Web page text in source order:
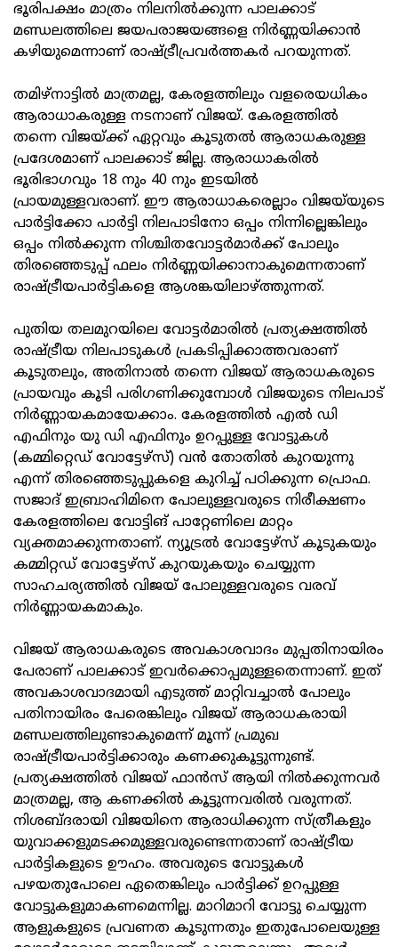
ഭൂരിപക്ഷം മാത്രം നിലനില്‍ക്കുന്ന പാലക്കാട്
മണ്ഡലത്തിലെ ജയപരാജയങ്ങളെ നിര്‍ണ്ണയിക്കാന്‍
കഴിയുമെന്നാണ് രാഷ്ട്രീപ്രവര്‍ത്തകര്‍ പറയുന്നത്.
തമിഴ്‌നാട്ടില്‍ മാത്രമല്ല, കേരളത്തിലും വളരെയധികം
ആരാധാകരുള്ള നടനാണ് വിജയ്. കേരളത്തില്‍
തന്നെ വിജയ്ക്ക് ഏറ്റവും കൂടുതല്‍ ആരാധകരുള്ള
പ്രദേശമാണ് പാലക്കാട് ജില്ല. ആരാധാകരില്‍
ഭൂരിഭാഗവും 18 നും 40 നും ഇടയില്‍
പ്രായമുള്ളവരാണ്. ഈ ആരാധാകരെല്ലാം വിജയ്‌യുടെ
പാര്‍ട്ടിക്കോ പാര്‍ട്ടി നിലപാടിനോ ഒപ്പം നിന്നില്ലെങ്കിലും
ഒപ്പം നില്‍ക്കുന്ന നിശ്ചിതവോട്ടര്‍മാര്‍ക്ക് പോലും
തിരഞ്ഞെടുപ്പ് ഫലം നിര്‍ണ്ണയിക്കാനാകുമെന്നതാണ്
രാഷ്ട്രീയപാര്‍ട്ടികളെ ആശങ്കയിലാഴ്ത്തുന്നത്.
പുതിയ തലമുറയിലെ വോട്ടര്‍മാരില്‍ പ്രത്യക്ഷത്തില്‍
രാഷ്ട്രീയ നിലപാടുകള്‍ പ്രകടിപ്പിക്കാത്തവരാണ്
കൂടുതലും, അതിനാല്‍ തന്നെ വിജയ് ആരാധകരുടെ
പ്രായവും കൂടി പരിഗണിക്കുമ്പോള്‍ വിജയുടെ നിലപാട്
നിര്‍ണ്ണായകമായേക്കാം. കേരളത്തില്‍ എല്‍ ഡി
എഫിനും യു ഡി എഫിനും ഉറപ്പുള്ള വോട്ടുകള്‍
(കമ്മിറ്റെഡ് വോട്ടേഴ്സ്) വൻ തോതിൽ കുറയുന്നു
എന്ന് തിരഞ്ഞെടുപ്പുകളെ കുറിച്ച് പഠിക്കുന്ന പ്രൊഫ.
സജാദ് ഇബ്രാഹിമിനെ പോലുള്ളവരുടെ നിരീക്ഷണം
കേരളത്തിലെ വോട്ടിങ് പാറ്റേണിലെ മാറ്റം
വ്യക്തമാക്കുന്നതാണ്. ന്യൂട്രല്‍ വോട്ടേഴ്സ് കൂടുകയും
കമ്മിറ്റഡ് വോട്ടേഴ്സ് കുറയുകയും ചെയ്യുന്ന
സാഹചര്യത്തില്‍ വിജയ് പോലുള്ളവരുടെ വരവ്
നിര്‍ണ്ണായകമാകും.
വിജയ് ആരാധകരുടെ അവകാശവാദം മുപ്പതിനായിരം
പേരാണ് പാലക്കാട് ഇവര്‍ക്കൊപ്പമുള്ളതെന്നാണ്. ഇത്
അവകാശവാദമായി എടുത്ത് മാറ്റിവച്ചാല്‍ പോലും
പതിനായിരം പേരെങ്കിലും വിജയ് ആരാധകരായി
മണ്ഡലത്തിലുണ്ടാകുമെന്ന് മൂന്ന് പ്രമുഖ
രാഷ്ട്രീയപാര്‍ട്ടിക്കാരും കണക്കുകൂട്ടുന്നുണ്ട്.
പ്രത്യക്ഷത്തില്‍ വിജയ് ഫാന്‍സ് ആയി നില്‍ക്കുന്നവര്‍
മാത്രമല്ല, ആ കണക്കില്‍ കൂട്ടുന്നവരില്‍ വരുന്നത്.
നിശബ്ദരായി വിജയിനെ ആരാധിക്കുന്ന സ്ത്രീകളും
യുവാക്കളുമടക്കമുള്ളവരുണ്ടെന്നതാണ് രാഷ്ട്രീയ
പാര്‍ട്ടികളുടെ ഊഹം. അവരുടെ വോട്ടുകള്‍
പഴയതുപോലെ ഏതെങ്കിലും പാര്‍ട്ടിക്ക് ഉറപ്പുള്ള
വോട്ടുകളുമാകണമെന്നില്ല. മാറിമാറി വോട്ടു ചെയ്യുന്ന
ആളുകളുടെ പ്രവണത കൂടുന്നതും ഇതുപോലെയുള്ള